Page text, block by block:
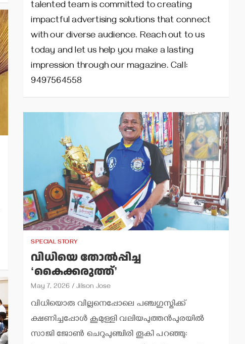
talented team is committed to creating
impactful advertising solutions that connect
with our diverse audience. Reach out to us
today and let us help you make a lasting
impression through our magazine. Call:
9497564558
SPECIAL STORY
വിധിയെ തോല്‍പ്പിച്ച
‘കൈക്കരുത്ത്’
May 7, 2026 Jilson Jose
വിധിയൊരു വില്ലനെപ്പോലെ പഞ്ചഗുസ്തിക്ക്
ക്ഷണിച്ചപ്പോള്‍ കൂമുള്ളി വലിയപുത്തന്‍പുരയില്‍
സാജി ജോണ്‍ ചെറുപുഞ്ചിരി തൂകി പറഞ്ഞു: